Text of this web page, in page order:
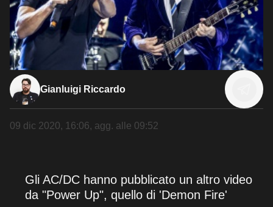
Gianluigi Riccardo
09 dic 2020, 16:06, agg. alle 09:52
Gli AC/DC hanno pubblicato un altro video
da "Power Up", quello di 'Demon Fire'